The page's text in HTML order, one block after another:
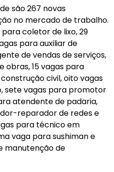
são 267 novas
no mercado de trabalho.
coletor de lixo, 29
para auxiliar de
de vendas de serviços,
obras, 15 vagas para
civil, oito vagas
sete vagas para promotor
atendente de padaria,
reparador de redes e
para técnico em
vaga para sushiman e
manutenção de